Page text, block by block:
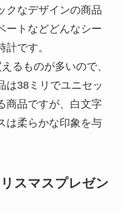
入
クなデザインの商品
ートなどどんなシー
です。
るものが多いので、
38ミリでユニセッ
商品ですが、白文字
は柔らかな印象を与
スマスプレゼン